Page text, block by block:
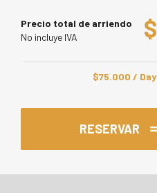
Precio total de arriendo
No incluye IVA
$
$75.000 / Day
RESERVAR